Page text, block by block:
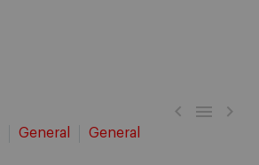
  
General General